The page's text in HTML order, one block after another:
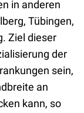
in anderen
Tübingen,
Ziel dieser
der
sein,
an
kann, so